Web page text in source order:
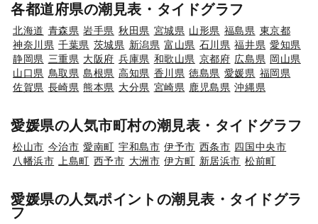
各都道府県の潮見表・タイドグラフ
北海道 青森県 岩手県 秋田県 宮城県 山形県 福島県 東京都
神奈川県 千葉県 茨城県 新潟県 富山県 石川県 福井県 愛知県
静岡県 三重県 大阪府 兵庫県 和歌山県 京都府 広島県 岡山県
山口県 鳥取県 島根県 高知県 香川県 徳島県 愛媛県 福岡県
佐賀県 長崎県 熊本県 大分県 宮崎県 鹿児島県 沖縄県
愛媛県の人気市町村の潮見表・タイドグラフ
松山市 今治市 愛南町 宇和島市 伊予市 西条市 四国中央市
八幡浜市
上島町 西予市 大洲市 伊方町 新居浜市 松前町
愛媛県の人気ポイントの潮見表・タイドグラ
フ